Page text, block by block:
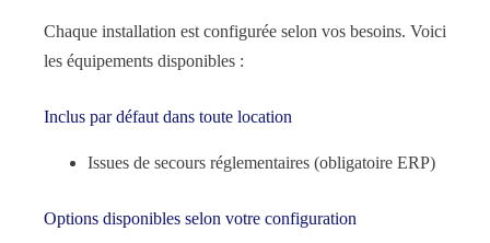
Chaque installation est configurée selon vos besoins. Voici
les équipements disponibles :
Inclus par défaut dans toute location
Issues de secours réglementaires (obligatoire ERP)
Options disponibles selon votre configuration